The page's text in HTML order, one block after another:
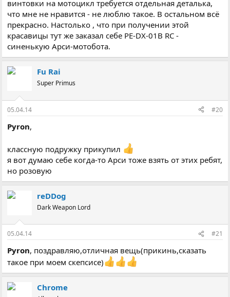
винтовки на мотоцикл требуется отдельная деталька,
что мне не нравится - не люблю такое. В остальном всё
прекрасно. Настолько , что при получении этой
красавицы тут же заказал себе PE-DX-01B RC -
синенькую Арси-мотобота.
Fu Rai
Super Primus
05.04.14 #20
Pyron,
классную подружку прикупил
я вот думаю себе когда-то Арси тоже взять от этих ребят,
но розовую
reDDog
Dark Weapon Lord
05.04.14 #21
Pyron, поздравляю,отличная вещь(прикинь,сказать
такое при моем скепсисе)
Chrome